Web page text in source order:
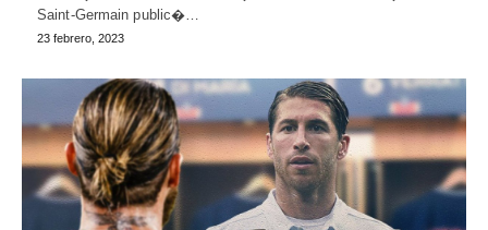
Saint-Germain public�…
23 febrero, 2023